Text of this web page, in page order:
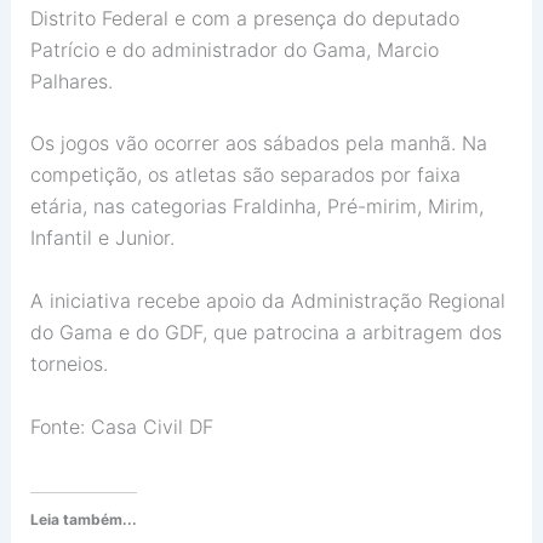
Distrito Federal e com a presença do deputado
Patrício e do administrador do Gama, Marcio
Palhares.
Os jogos vão ocorrer aos sábados pela manhã. Na
competição, os atletas são separados por faixa
etária, nas categorias Fraldinha, Pré-mirim, Mirim,
Infantil e Junior.
A iniciativa recebe apoio da Administração Regional
do Gama e do GDF, que patrocina a arbitragem dos
torneios.
Fonte: Casa Civil DF
Leia também...